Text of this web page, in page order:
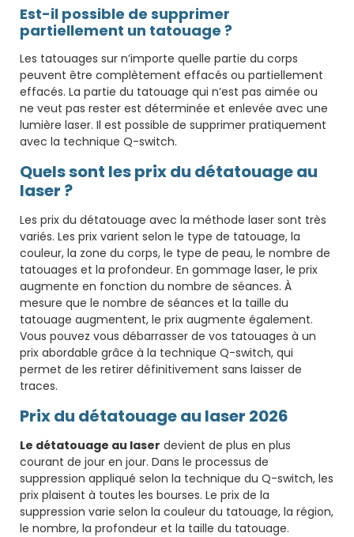
Est-il possible de supprimer
partiellement un tatouage ?
Les tatouages ​​sur n’importe quelle partie du corps
peuvent être complètement effacés ou partiellement
effacés. La partie du tatouage qui n’est pas aimée ou
ne veut pas rester est déterminée et enlevée avec une
lumière laser. Il est possible de supprimer pratiquement
avec la technique Q-switch.
Quels sont les prix du détatouage au
laser ?
Les prix du détatouage avec la méthode laser sont très
variés. Les prix varient selon le type de tatouage, la
couleur, la zone du corps, le type de peau, le nombre de
tatouages ​​et la profondeur. En gommage laser, le prix
augmente en fonction du nombre de séances. À
mesure que le nombre de séances et la taille du
tatouage augmentent, le prix augmente également.
Vous pouvez vous débarrasser de vos tatouages ​​à un
prix abordable grâce à la technique Q-switch, qui
permet de les retirer définitivement sans laisser de
traces.
Prix du détatouage au laser 2026
Le détatouage au laser devient de plus en plus
courant de jour en jour. Dans le processus de
suppression appliqué selon la technique du Q-switch, les
prix plaisent à toutes les bourses. Le prix de la
suppression varie selon la couleur du tatouage, la région,
le nombre, la profondeur et la taille du tatouage.